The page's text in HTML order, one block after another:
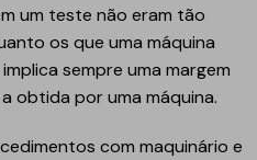
um teste não eram tão
os que uma máquina
sempre uma margem
obtida por uma máquina.
com maquinário e